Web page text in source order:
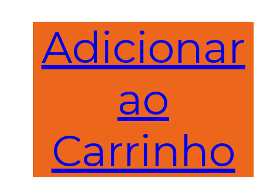
Adicionar
ao
Carrinho